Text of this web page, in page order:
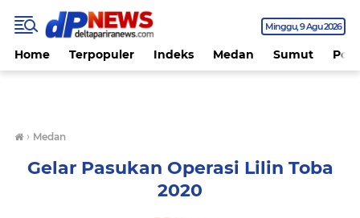
Minggu 9 Agu 2026
Home Terpopuler Indeks Medan Sumut
› Medan
Gelar Pasukan Operasi Lilin Toba
2020